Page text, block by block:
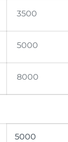
3500
5000
8000
5000